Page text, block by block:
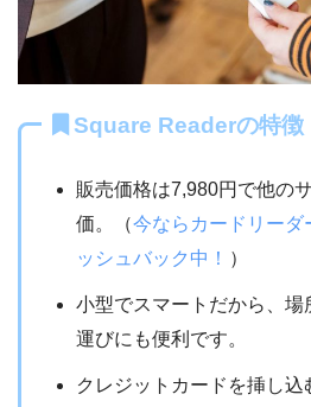
Square Readerの特徴
販売価格は7,980円で他の
価。（今ならカードリーダ
ッシュバック中！ ）
小型でスマートだから、場
運びにも便利です。
クレジットカードを挿し